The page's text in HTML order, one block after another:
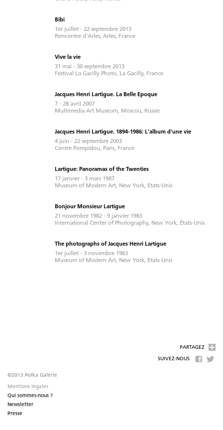
Bibi
1er juillet - 22 septembre 2013
Rencontre d'Arles, Arles, France
Vive la vie
31 mai - 30 septembre 2013
Festival La Gacilly Photo, La Gacilly, France
Jacques Henri Lartigue. La Belle Epoque
7 - 28 avril 2007
Multimedia Art Museum, Moscou, Russie
Jacques Henri Lartigue. 1894-1986: L'album d'une vie
4 juin - 22 septembre 2003
Centre Pompidou, Paris, France
Lartigue: Panoramas of the Twenties
17 janvier - 3 mars 1987
Museum of Modern Art, New York, Etats-Unis
Bonjour Monsieur Lartigue
21 novembre 1982 - 9 janvier 1983
International Center of Photography, New York, États-Unis
The photographs of Jacques Henri Lartigue
1er juillet - 3 novembre 1963
Museum of Modern Art, New York, Etats-Unis
PARTAGEZ
SUIVEZ-NOUS
©2013 Polka Galerie
Mentions légales
Qui sommes-nous ?
Newsletter
Presse